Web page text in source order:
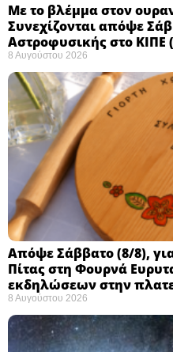
Με το βλέμμα στον
Συνεχίζονται απόψε
Αστροφυσικής στο ΚΙΠΕ
8 Αυγούστου 2026
Απόψε Σάββατο (8/8),
Πίτας στη Φουρνά
εκδηλώσεων στην
8 Αυγούστου 2026